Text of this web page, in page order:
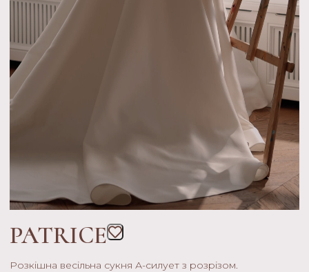
PATRICE
Розкішна весільна сукня А-силует з розрізом.